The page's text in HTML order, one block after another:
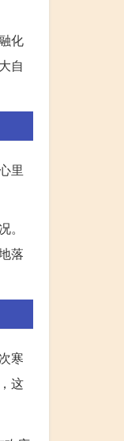
化
自
里
落
寒
这